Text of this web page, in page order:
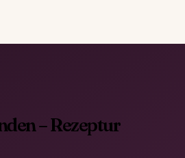
– Rezeptur